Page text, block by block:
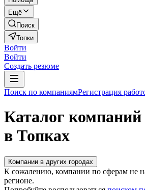
Ещё
Поиск
Топки
Войти
Войти
Создать резюме
Поиск по компаниямРегистрация
Каталог
в Топках
Компании в других городах
К сожалению, компании по сферам не
регионе.